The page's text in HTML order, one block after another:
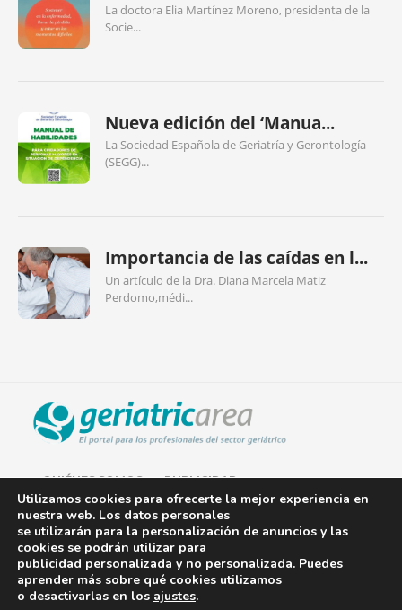
La doctora Elia Martínez Moreno, presidenta de la
Socie...
Nueva edición del ‘Manua...
La Sociedad Española de Geriatría y Gerontología
(SEGG)...
Importancia de las caídas en l...
Un artículo de la Dra. Diana Marcela Matiz
Perdomo,médi...
QUIÉNES SOMOS PUBLICIDAD
AVISO LEGAL
POLÍTICA DE COOKIES
POLÍTICA DE PRIVACIDAD
Utilizamos cookies para ofrecerte la mejor experiencia en
nuestra web. Los datos personales
se utilizarán para la personalización de anuncios y las
cookies se podrán utilizar para
publicidad personalizada y no personalizada. Puedes
aprender más sobre qué cookies utilizamos
o desactivarlas en los ajustes.